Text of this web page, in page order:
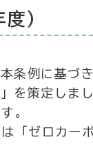
）
条例に基づ
を策定しま
。
「ゼロカー